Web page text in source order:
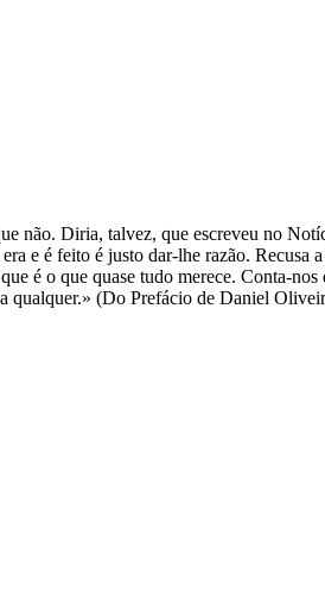
não. Diria, talvez, que escreveu no
e é feito é justo dar-lhe razão. Recusa
é o que quase tudo merece. Conta-nos
qualquer.» (Do Prefácio de Daniel